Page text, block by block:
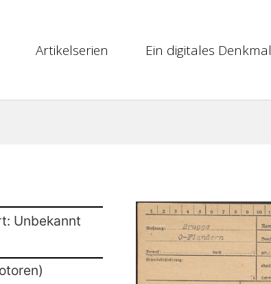
Artikelserien Ein digitales Denkmal
Unbekannt